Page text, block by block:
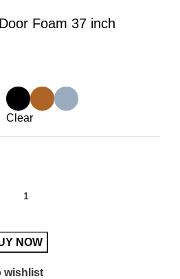
Foam 37 inch
Clear
NOW
wishlist